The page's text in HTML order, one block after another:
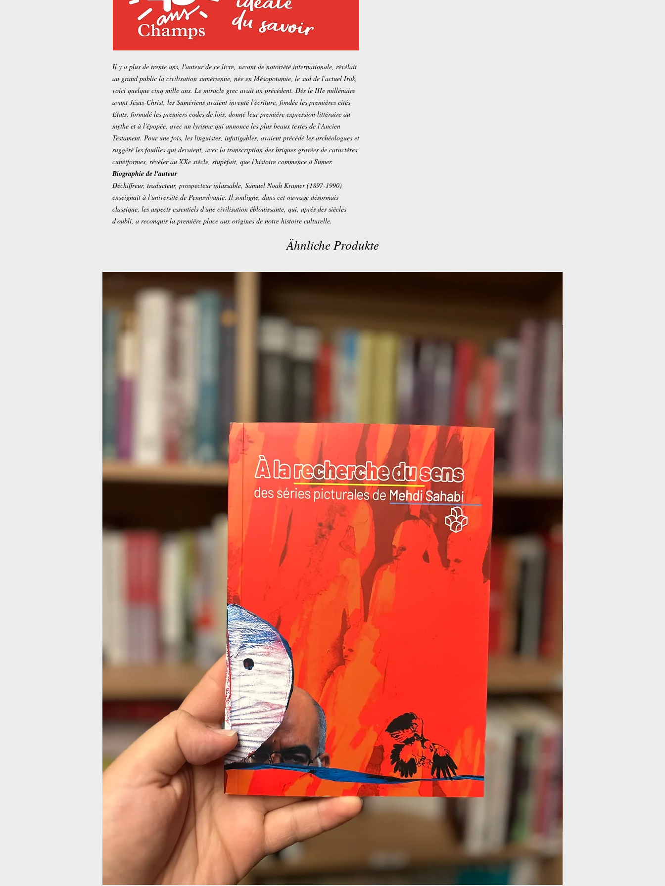
Il y a plus de trente ans, l'auteur de ce livre, savant de notoriété internationale, révélait
au grand public la civilisation sumérienne, née en Mésopotamie, le sud de l'actuel Irak,
voici quelque cinq mille ans. Le miracle grec avait un précédent. Dès le IIIe millénaire
avant Jésus-Christ, les Sumériens avaient inventé l'écriture, fondée les premières cités-
Etats, formulé les premiers codes de lois, donné leur première expression littéraire au
mythe et à l'épopée, avec un lyrisme qui annonce les plus beaux textes de l'Ancien
Testament. Pour une fois, les linguistes, infatigables, avaient précédé les archéologues et
suggéré les fouilles qui devaient, avec la transcription des briques gravées de caractères
cunéiformes, révéler au XXe siècle, stupéfait, que l'histoire commence à Sumer.
Biographie de l'auteur
Déchiffreur, traducteur, prospecteur inlassable, Samuel Noah Kramer (1897-1990)
enseignait à l'université de Pennsylvanie. Il souligne, dans cet ouvrage désormais
classique, les aspects essentiels d'une civilisation éblouissante, qui, après des siècles
d'oubli, a reconquis la première place aux origines de notre histoire culturelle.
Ähnliche Produkte